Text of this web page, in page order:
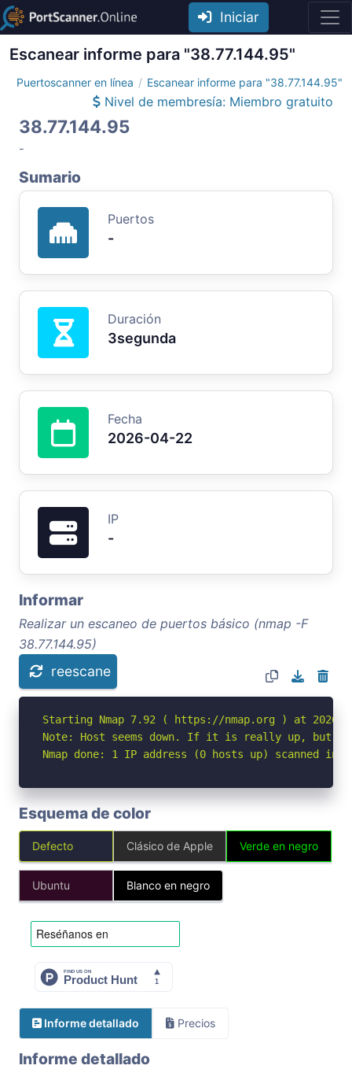
Iniciar
Escanear informe para "38.77.144.95"
Puertoscanner en línea Escanear informe para "38.77.144.95"
Nivel de membresía: Miembro gratuito
38.77.144.95
-
Sumario
Puertos
-
Duración
3segunda
Fecha
2026-04-22
IP
-
Informar
Realizar un escaneo de puertos básico (nmap -F
38.77.144.95)
reescane
Starting Nmap 7.92 ( https://nmap.org ) at 2026-
Note: Host seems down. If it is really up, but
Nmap done: 1 IP address (0 hosts up) scanned in
Esquema de color
Defecto Clásico de Apple Verde en negro
Ubuntu Blanco en negro
Informe detallado Precios
Informe detallado